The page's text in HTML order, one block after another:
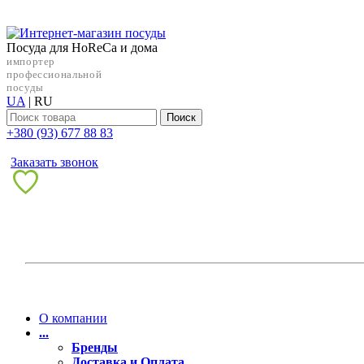
Посуда для HoReCa и дома
импортер
профессиональной
посуды
UA | RU
Поиск
+38‎0 (93) 677 88 83
Заказать звонок
О компании
...
Бренды